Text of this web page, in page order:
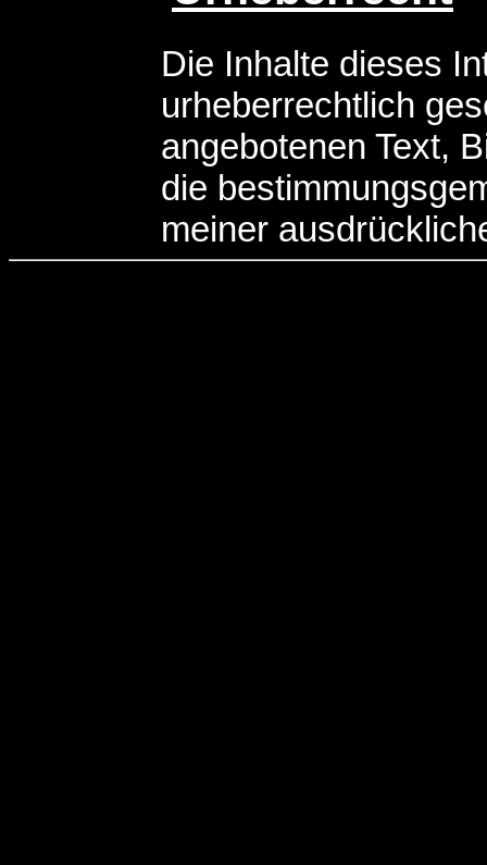
Die Inhalte dieses
urheberrechtlich
angebotenen Text,
die
meiner